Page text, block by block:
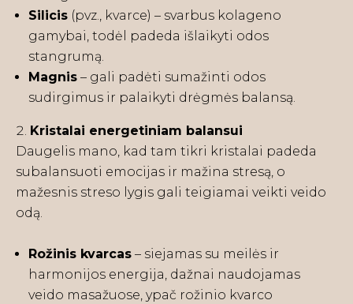
Silicis (pvz., kvarce) – svarbus kolageno
gamybai, todėl padeda išlaikyti odos
stangrumą.
Magnis – gali padėti sumažinti odos
sudirgimus ir palaikyti drėgmės balansą.
Kristalai energetiniam balansui
Daugelis mano, kad tam tikri kristalai padeda
subalansuoti emocijas ir mažina stresą, o
mažesnis streso lygis gali teigiamai veikti veido
odą.
Rožinis kvarcas – siejamas su meilės ir
harmonijos energija, dažnai naudojamas
veido masažuose, ypač rožinio kvarco